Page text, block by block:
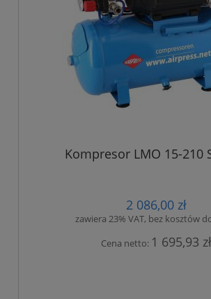
Kompresor LMO 15-210
2 086,00 zł
zawiera 23% VAT, bez kosztów
Cena netto: 1 695,93 zł